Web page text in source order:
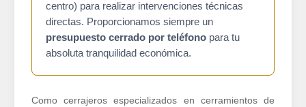
centro) para realizar intervenciones técnicas
directas. Proporcionamos siempre un
presupuesto cerrado por teléfono para tu
absoluta tranquilidad económica.
Como cerrajeros especializados en cerramientos de